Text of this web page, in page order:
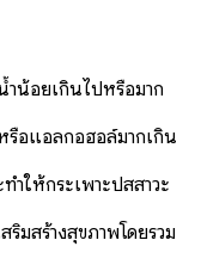
น้อยเกินไปหรือมาก
รือแอลกอฮอล์มากเกิน
ำให้กระเพาะปัสสาวะ
ริมสร้างสุขภาพโดยรวม